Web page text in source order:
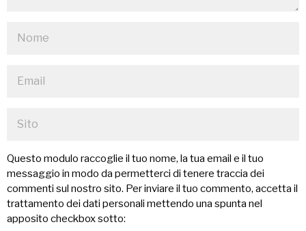
Questo modulo raccoglie il tuo nome, la tua email e il tuo
messaggio in modo da permetterci di tenere traccia dei
commenti sul nostro sito. Per inviare il tuo commento, accetta il
trattamento dei dati personali mettendo una spunta nel
apposito checkbox sotto: